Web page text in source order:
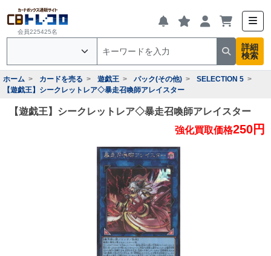
会員225425名
詳細
検索
ホーム カードを売る 遊戯王 パック(その他)
SELECTION 5
【遊戯王】シークレットレア◇暴走召喚師アレイスター
【遊戯王】シークレットレア◇暴走召喚師アレイスター
強化買取価格250円